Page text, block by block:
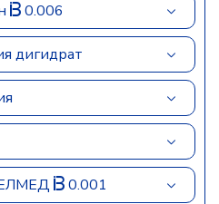
0.006
дигидрат
0.001